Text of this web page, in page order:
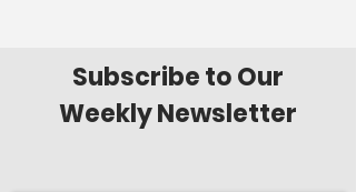
Subscribe to Our
Weekly Newsletter